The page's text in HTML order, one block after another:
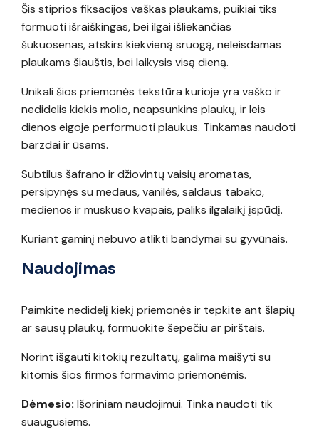
Šis stiprios fiksacijos vaškas plaukams, puikiai tiks
formuoti išraiškingas, bei ilgai išliekančias
šukuosenas, atskirs kiekvieną sruogą, neleisdamas
plaukams šiauštis, bei laikysis visą dieną.
Unikali šios priemonės tekstūra kurioje yra vaško ir
nedidelis kiekis molio, neapsunkins plaukų, ir leis
dienos eigoje performuoti plaukus. Tinkamas naudoti
barzdai ir ūsams.
Subtilus šafrano ir džiovintų vaisių aromatas,
persipynęs su medaus, vanilės, saldaus tabako,
medienos ir muskuso kvapais, paliks ilgalaikį įspūdį.
Kuriant gaminį nebuvo atlikti bandymai su gyvūnais.
Naudojimas
Paimkite nedidelį kiekį priemonės ir tepkite ant šlapių
ar sausų plaukų, formuokite šepečiu ar pirštais.
Norint išgauti kitokių rezultatų, galima maišyti su
kitomis šios firmos formavimo priemonėmis.
Dėmesio: Išoriniam naudojimui. Tinka naudoti tik
suaugusiems.